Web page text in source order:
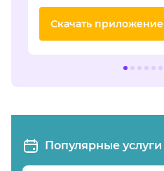
Скачать приложение
Популярные услуги